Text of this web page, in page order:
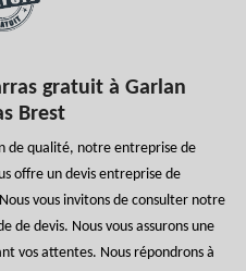
gratuit à Garlan
Brest
de qualité, notre entreprise de
offre un devis entreprise de
vous invitons de consulter notre
de devis. Nous vous assurons une
vos attentes. Nous répondrons à